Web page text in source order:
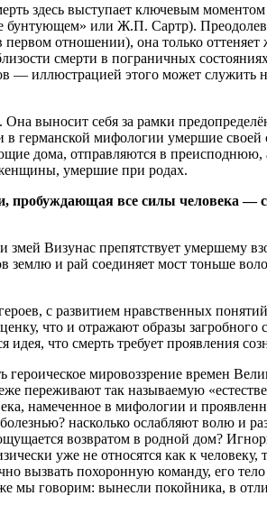
здесь выступает ключевым
или Ж.П. Сартр).
отношении), она только
смерти в пограничных
— иллюстрацией этого может служить
выносит себя за рамки
мифологии умершие своей
дома, отправляются в преисподнюю,
умершие при родах.
все силы человека —
Визунас препятствует умершему
и рай соединяет мост тоньше
с развитием нравственных
что и отражают образы
что смерть требует проявления
мировоззрение времен
переживают так называемую
намеченное в мифологии и
насколько ослабляют волю и
возвратом в родной дом?
уже не относятся как к человеку,
вызвать похоронную команду, его
мы говорим: вынесли покойника, в